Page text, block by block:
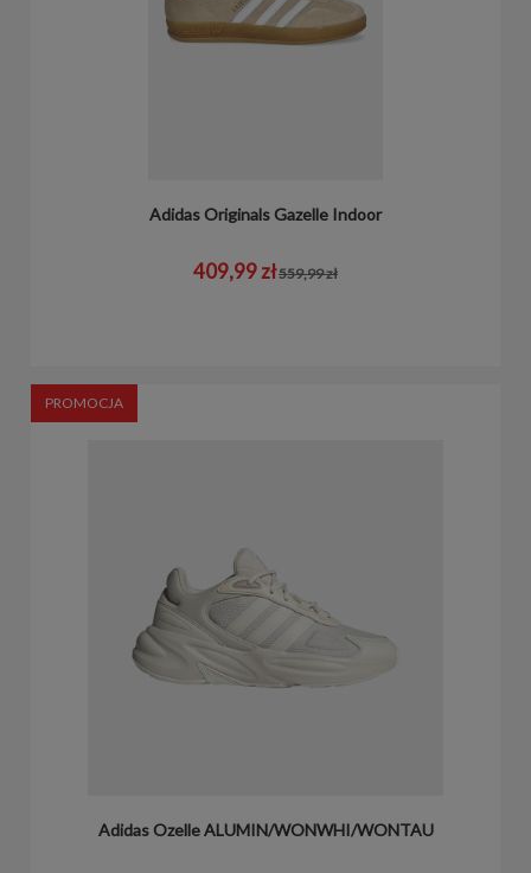
Adidas Originals Gazelle Indoor
409,99 zł559,99 zł
Adidas Ozelle ALUMIN/WONWHI/WONTAU
PROMOCJA